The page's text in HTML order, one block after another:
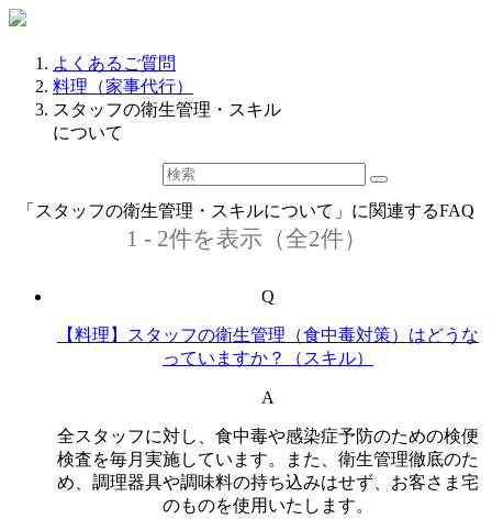
よくあるご質問
料理（家事代行）
スタッフの衛生管理・スキル
について
「スタッフの衛生管理・スキルについて」に関連するFAQ
1 - 2件を表示（全2件）
Q
【料理】スタッフの衛生管理（食中毒対策）はどうな
っていますか？（スキル）
A
全スタッフに対し、食中毒や感染症予防のための検便
検査を毎月実施しています。また、衛生管理徹底のた
め、調理器具や調味料の持ち込みはせず、お客さま宅
のものを使用いたします。